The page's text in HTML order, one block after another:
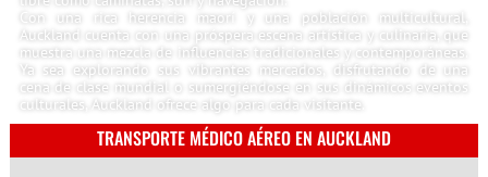
Con una rica herencia maorí y una población multicultural,
Auckland cuenta con una próspera escena artística y culinaria, que
muestra una mezcla de influencias tradicionales y contemporáneas.
Ya sea explorando sus vibrantes mercados, disfrutando de una
cena de clase mundial o sumergiéndose en sus dinámicos eventos
culturales, Auckland ofrece algo para cada visitante.
TRANSPORTE MÉDICO AÉREO EN AUCKLAND